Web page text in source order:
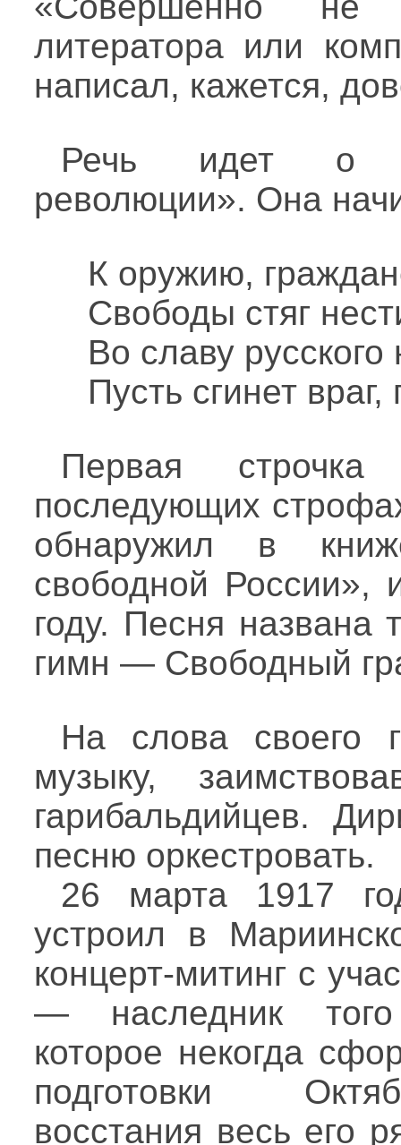
литератора или
написал, кажется,
Речь идет о
революции». Она
К оружию,
Свободы стяг
Во славу русского
Пусть сгинет враг,
Первая
последующих
обнаружил в
свободной России»,
году. Песня
гимн — Свободный
На слова своего
музыку,
гарибальдийцев.
песню оркестровать.
26 марта 1917
устроил в
концерт-митинг с
— наследник того
которое некогда
подготовки
восстания весь его